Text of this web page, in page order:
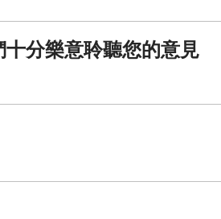
分樂意聆聽您的意見